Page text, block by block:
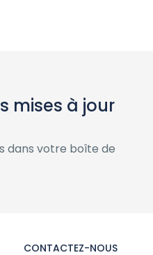
mises à jour
dans votre boîte de
CONTACTEZ-NOUS